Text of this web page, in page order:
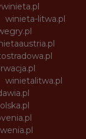
winieta-litwa.pl
winietalitwa.pl